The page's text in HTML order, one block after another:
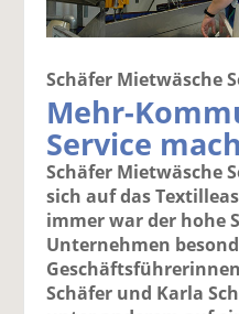
Schäfer Mietwäsche
Mehr-
Service
Schäfer Mietwäsche
sich auf das
immer war der hohe
Unternehmen
Schäfer und Karla